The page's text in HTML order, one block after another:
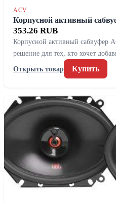
ACV
Корпусной активный
353.26 RUB
Корпусной активный сабвуфер
решение для тех, кто хочет
Открыть товар
Купить